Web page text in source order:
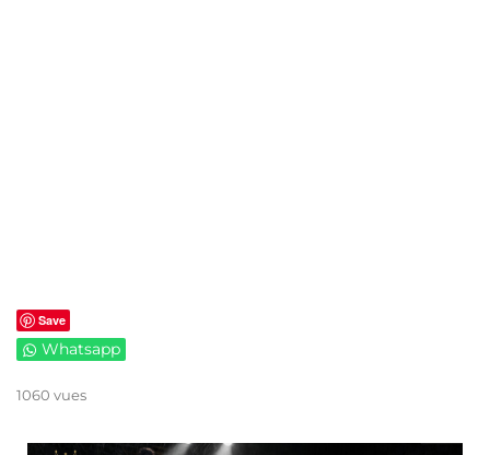
Save
Whatsapp
1060 vues